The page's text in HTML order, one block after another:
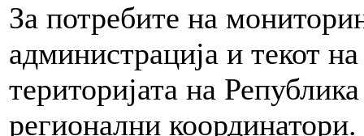
За потребите на
администрација и текот
територијата на
регионални